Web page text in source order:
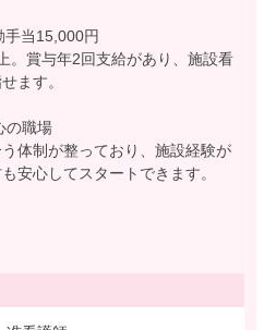
手当15,000円
。賞与年2回支給があり、施設看
ます。
の職場
体制が整っており、施設経験が
安心してスタートできます。